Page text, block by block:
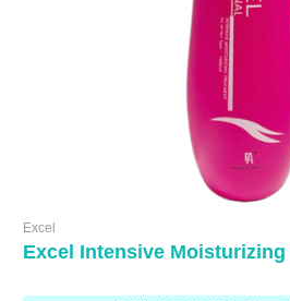
Excel
Excel Intensive Moisturizing